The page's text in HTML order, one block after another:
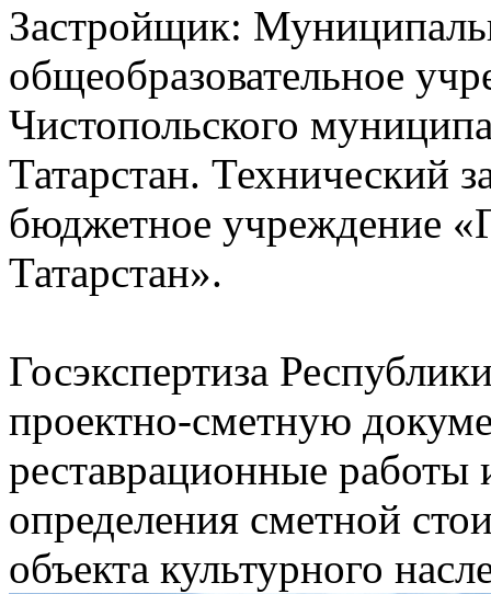
Застройщик:
общеобразовательное
Чистопольского
Татарстан. Технический
бюджетное учреждение
Татарстан».
Госэкспертиза
проектно-сметную
реставрационные работы
определения сметной
объекта культурного